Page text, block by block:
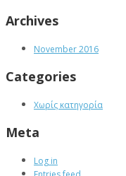
Archives
November 2016
Categories
Χωρίς κατηγορία
Meta
Log in